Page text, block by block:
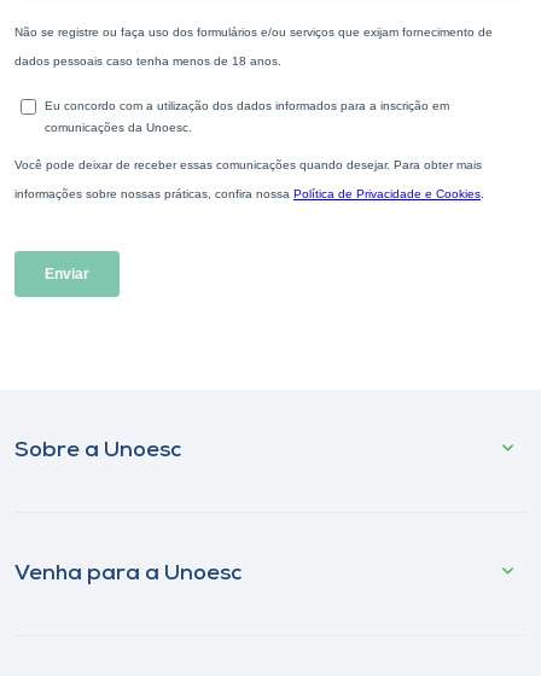
Sobre a Unoesc
Venha para a Unoesc